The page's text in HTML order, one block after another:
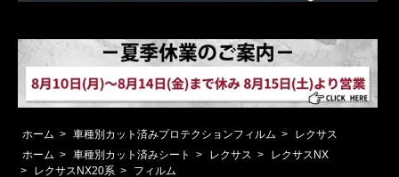
ホーム > 車種別カット済みプロテクションフィルム >
レクサス
ホーム > 車種別カット済みシート > レクサス >
レクサスNX
>
レクサスNX20系 >
フィルム